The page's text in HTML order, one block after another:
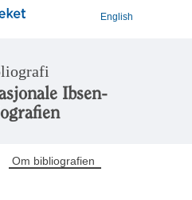
English
Ibsen-
Om bibliografien